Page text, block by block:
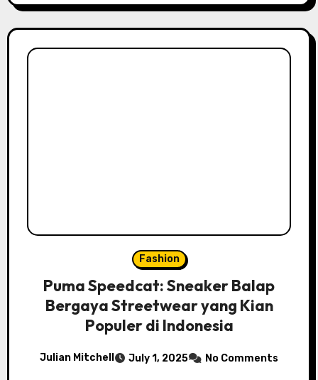
Fashion
Puma Speedcat: Sneaker Balap
Bergaya Streetwear yang Kian
Populer di Indonesia
Julian Mitchell July 1, 2025 No Comments